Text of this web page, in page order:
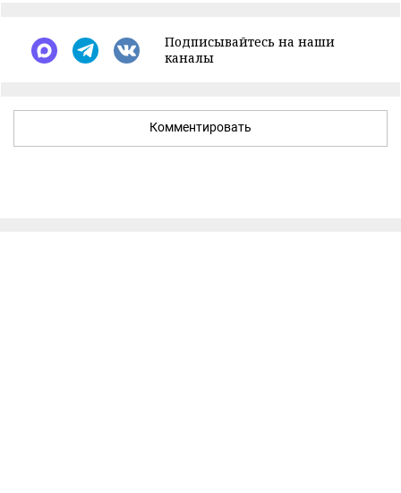
Подписывайтесь на наши
каналы
Комментировать